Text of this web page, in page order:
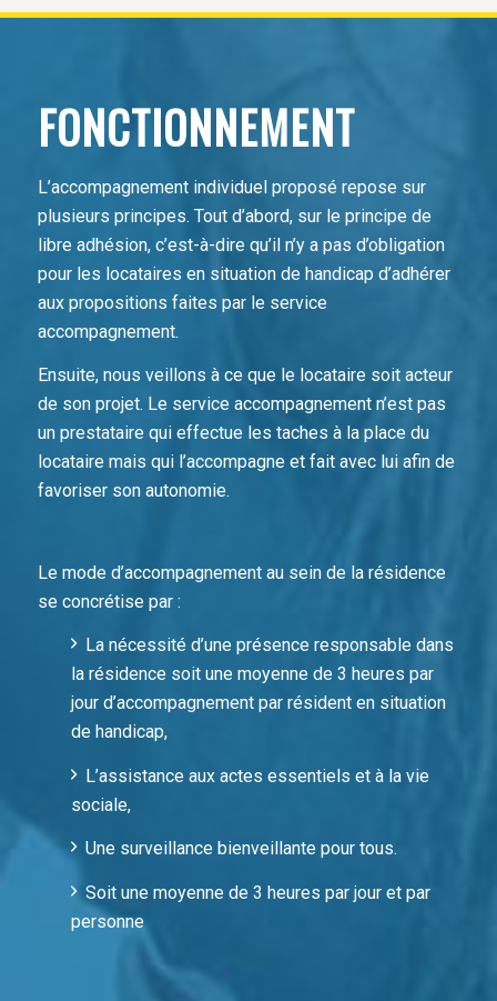
FONCTIONNEMENT
L’accompagnement individuel proposé repose sur
plusieurs principes. Tout d’abord, sur le principe de
libre adhésion, c’est-à-dire qu’il n’y a pas d’obligation
pour les locataires en situation de handicap d’adhérer
aux propositions faites par le service
accompagnement.
Ensuite, nous veillons à ce que le locataire soit acteur
de son projet. Le service accompagnement n’est pas
un prestataire qui effectue les taches à la place du
locataire mais qui l’accompagne et fait avec lui afin de
favoriser son autonomie.
Le mode d’accompagnement au sein de la résidence
se concrétise par :
La nécessité d’une présence responsable dans
la résidence soit une moyenne de 3 heures par
jour d’accompagnement par résident en situation
de handicap,
L’assistance aux actes essentiels et à la vie
sociale,
Une surveillance bienveillante pour tous.
Soit une moyenne de 3 heures par jour et par
personne